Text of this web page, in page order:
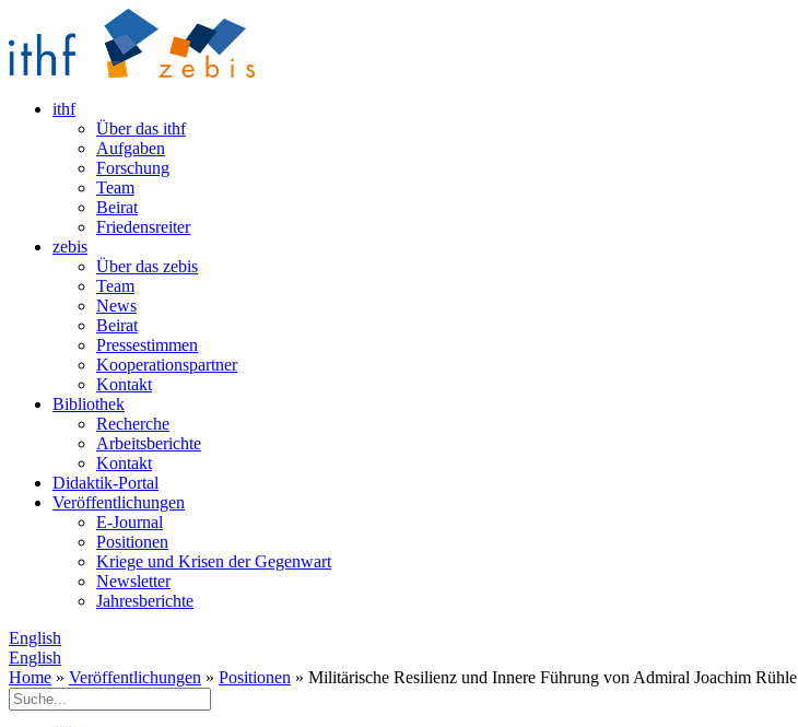
ithf
Über das ithf
Aufgaben
Forschung
Team
Beirat
Friedensreiter
zebis
Über das zebis
Team
News
Beirat
Pressestimmen
Kooperationspartner
Kontakt
Bibliothek
Recherche
Arbeitsberichte
Kontakt
Didaktik-Portal
Veröffentlichungen
E­-Journal
Positionen
Kriege und Krisen der Gegenwart
Newsletter
Jahresberichte
English
English
Home » Veröffentlichungen » Positionen » Militärische Resilienz und Innere Führung von Admiral Joachim Rühle